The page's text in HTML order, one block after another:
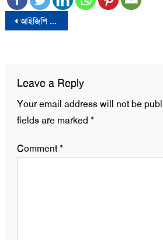
Post
আইজিপি বেনজীরকে বিমানবন্দর পার করে দেয়া সেই পুলিশ কর্মকর্তা ওএসডি
Leave a Reply
Your email address will not be
fields are marked *
Comment*